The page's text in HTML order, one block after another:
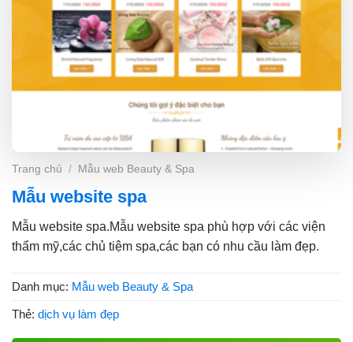
Trang chủ / Mẫu web Beauty & Spa
Mẫu website spa
Mẫu website spa.Mẫu website spa phù hợp với các viện
thẩm mỹ,các chủ tiệm spa,các bạn có nhu cầu làm đẹp.
Danh mục: Mẫu web Beauty & Spa
Thẻ: dịch vụ làm đẹp